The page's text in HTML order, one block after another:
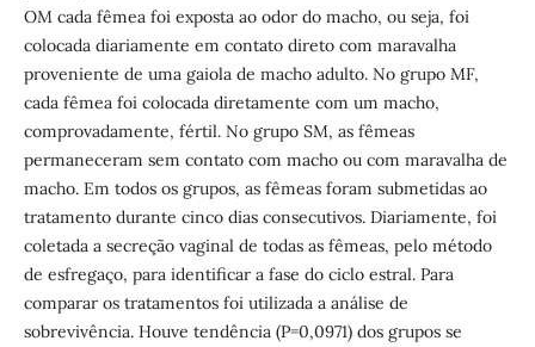
OM cada fêmea foi exposta ao odor do macho, ou seja, foi
colocada diariamente em contato direto com maravalha
proveniente de uma gaiola de macho adulto. No grupo MF,
cada fêmea foi colocada diretamente com um macho,
comprovadamente, fértil. No grupo SM, as fêmeas
permaneceram sem contato com macho ou com maravalha de
macho. Em todos os grupos, as fêmeas foram submetidas ao
tratamento durante cinco dias consecutivos. Diariamente, foi
coletada a secreção vaginal de todas as fêmeas, pelo método
de esfregaço, para identificar a fase do ciclo estral. Para
comparar os tratamentos foi utilizada a análise de
sobrevivência. Houve tendência (P=0,0971) dos grupos se